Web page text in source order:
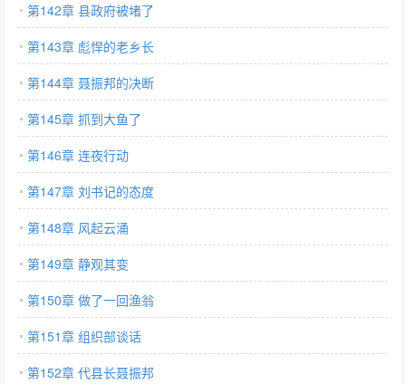
第142章 县政府被堵了
第143章 彪悍的老乡长
第144章 聂振邦的决断
第145章 抓到大鱼了
第146章 连夜行动
第147章 刘书记的态度
第148章 风起云涌
第149章 静观其变
第150章 做了一回渔翁
第151章 组织部谈话
第152章 代县长聂振邦